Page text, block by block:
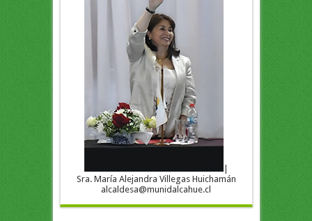
Sra. María Alejandra Villegas Huichamán
alcaldesa@munidalcahue.cl